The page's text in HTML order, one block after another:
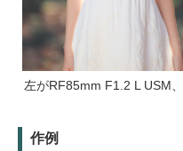
左がRF85mm F1.2 L USM
作例